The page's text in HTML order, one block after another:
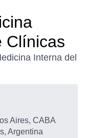
Clínicas
Interna del
Aires, CABA
Argentina